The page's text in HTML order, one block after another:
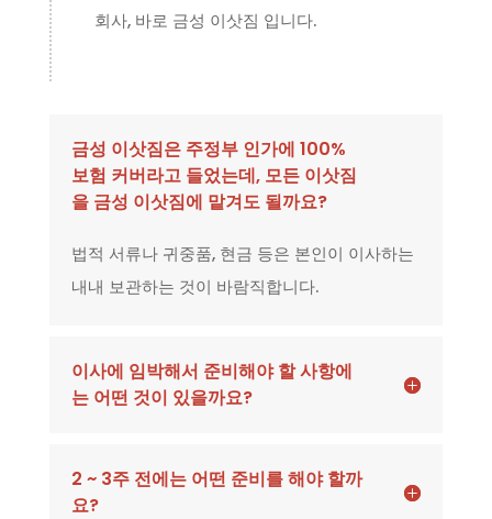
회사, 바로 금성 이삿짐 입니다.
금성 이삿짐은 주정부 인가에 100%
보험 커버라고 들었는데, 모든 이삿짐
을 금성 이삿짐에 맡겨도 될까요?
법적 서류나 귀중품, 현금 등은 본인이 이사하는
내내 보관하는 것이 바람직합니다.
이사에 임박해서 준비해야 할 사항에
는 어떤 것이 있을까요?
2 ~ 3주 전에는 어떤 준비를 해야 할까
요?